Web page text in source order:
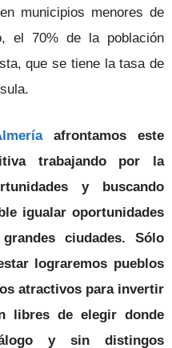
municipios menores de
el 70% de la población
que se tiene la tasa de
afrontamos este
trabajando por la
y buscando
igualar oportunidades
ciudades. Sólo
lograremos pueblos
atractivos para invertir
libres de elegir donde
y sin distingos